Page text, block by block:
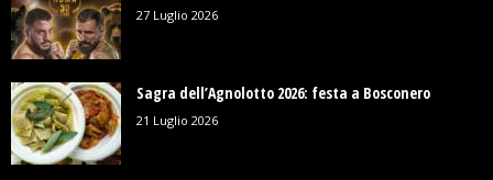
27 Luglio 2026
Sagra dell’Agnolotto 2026: festa a Bosconero
21 Luglio 2026